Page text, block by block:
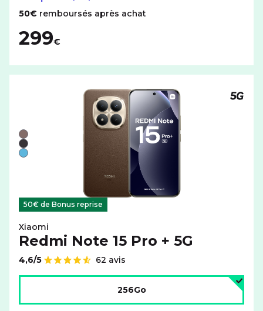
50€ remboursés après achat
299€
Liste de couleurs disponibles pour le XIAOMI Redmi
Marron
Noir
Bleu
50€ de Bonus reprise
Xiaomi
Redmi Note 15 Pro + 5G
Note de
4,6/5
62 avis
256Go